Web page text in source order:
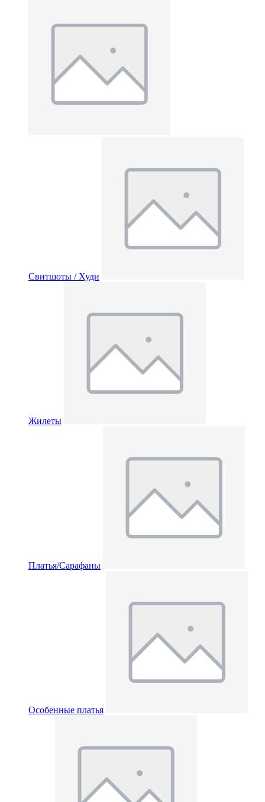
Свитшоты / Худи
Жилеты
Платья/Сарафаны
Особенные платья